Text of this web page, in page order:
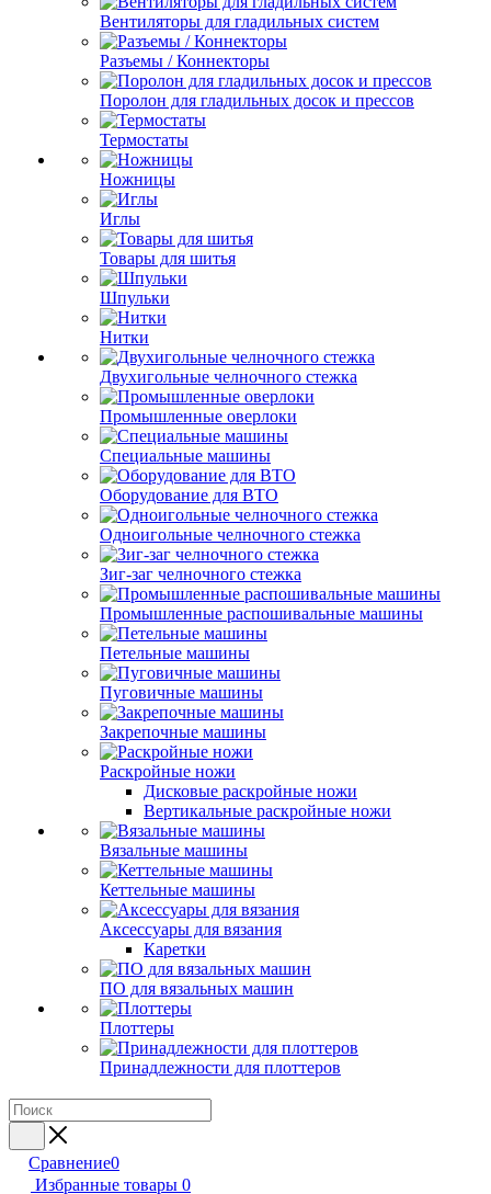
Вентиляторы для гладильных систем
Разъемы / Коннекторы
Поролон для гладильных досок и прессов
Термостаты
Ножницы
Иглы
Товары для шитья
Шпульки
Нитки
Двухигольные челночного стежка
Промышленные оверлоки
Специальные машины
Оборудование для ВТО
Одноигольные челночного стежка
Зиг-заг челночного стежка
Промышленные распошивальные машины
Петельные машины
Пуговичные машины
Закрепочные машины
Раскройные ножи
Дисковые раскройные ножи
Вертикальные раскройные ножи
Вязальные машины
Кеттельные машины
Аксессуары для вязания
Каретки
ПО для вязальных машин
Плоттеры
Принадлежности для плоттеров
Сравнение0
Избранные товары 0